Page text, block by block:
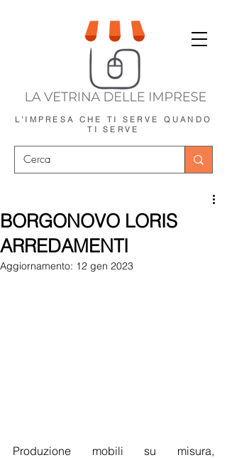
L'IMPRESA CHE TI SERVE QUANDO
TI SERVE
BORGONOVO LORIS
ARREDAMENTI
Aggiornamento: 12 gen 2023
Produzione mobili su misura,